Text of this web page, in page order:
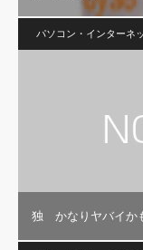
パソコン・インターネ
独 かなりヤバイか